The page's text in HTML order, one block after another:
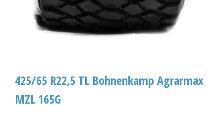
425/65 R22,5 TL Bohnenkamp Agrarmax
MZL 165G